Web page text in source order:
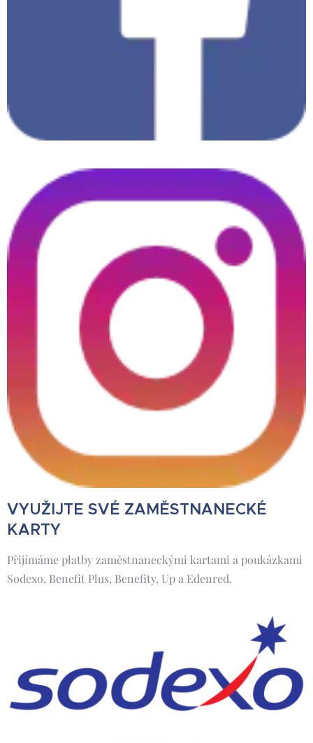
VYUŽIJTE SVÉ ZAMĚSTNANECKÉ
KARTY
Přijímáme platby zaměstnaneckými kartami a poukázkami
Sodexo, Benefit Plus, Benefity, Up a Edenred.